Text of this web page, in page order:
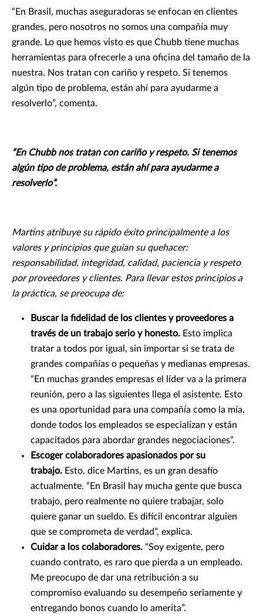
“En Brasil, muchas aseguradoras se enfocan en clientes
grandes, pero nosotros no somos una compañía muy
grande. Lo que hemos visto es que Chubb tiene muchas
herramientas para ofrecerle a una oficina del tamaño de la
nuestra. Nos tratan con cariño y respeto. Si tenemos
algún tipo de problema, están ahí para ayudarme a
resolverlo”, comenta.
“En Chubb nos tratan con cariño y respeto. Si tenemos
algún tipo de problema, están ahí para ayudarme a
resolverlo”.
Martins atribuye su rápido éxito principalmente a los
valores y principios que guían su quehacer:
responsabilidad, integridad, calidad, paciencia y respeto
por proveedores y clientes. Para llevar estos principios a
la práctica, se preocupa de:
Buscar la fidelidad de los clientes y proveedores a
través de un trabajo serio y honesto. Esto implica
tratar a todos por igual, sin importar si se trata de
grandes compañías o pequeñas y medianas empresas.
“En muchas grandes empresas el líder va a la primera
reunión, pero a las siguientes llega el asistente. Esto
es una oportunidad para una compañía como la mía,
donde todos los empleados se especializan y están
capacitados para abordar grandes negociaciones”.
Escoger colaboradores apasionados por su
trabajo. Esto, dice Martins, es un gran desafío
actualmente. “En Brasil hay mucha gente que busca
trabajo, pero realmente no quiere trabajar, solo
quiere ganar un sueldo. Es difícil encontrar alguien
que se comprometa de verdad”, explica.
Cuidar a los colaboradores. “Soy exigente, pero
cuando contrato, es raro que pierda a un empleado.
Me preocupo de dar una retribución a su
compromiso evaluando su desempeño seriamente y
entregando bonos cuando lo amerita”.